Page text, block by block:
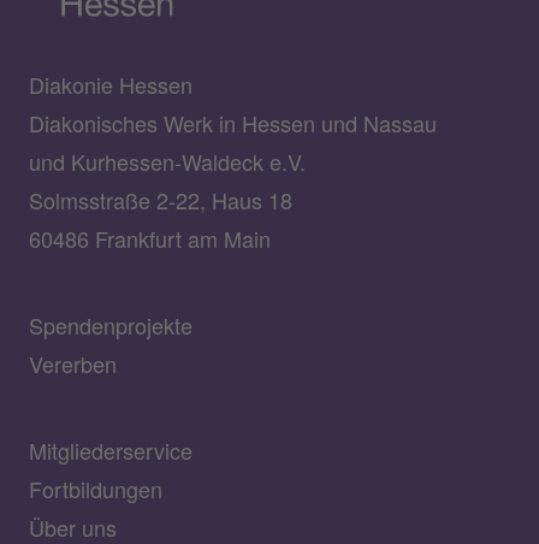
Diakonie Hessen
Diakonisches Werk in Hessen und Nassau
und Kurhessen-Waldeck e.V.
Solmsstraße 2-22, Haus 18
60486 Frankfurt am Main
Spendenprojekte
Vererben
Mitgliederservice
Fortbildungen
Über uns